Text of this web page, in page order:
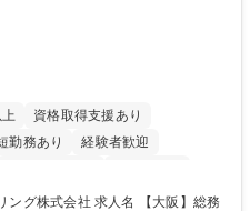
資格取得支援あり
勤務あり
経験者歓迎
寮・社宅あり 食事補助あり
人名 【大阪】総務